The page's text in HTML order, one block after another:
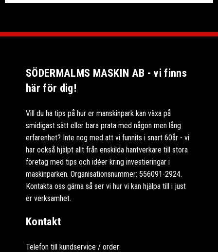
SÖDERMALMS MASKIN AB - vi finns
här för dig!
Vill du ha tips på hur er manskinpark kan växa på
smidigast sätt eller bara prata med någon men lång
erfarenhet? Inte nog med att vi funnits i snart 60år - vi
har också hjälpt allt från enskilda hantverkare till stora
företag med tips och idéer kring investieringar i
maskinparken. Organisationsnummer: 556091-2924.
Kontakta oss gärna så ser vi hur vi kan hjälpa till i just
er verksamhet.
Kontakt
Telefon till kundservice / order: